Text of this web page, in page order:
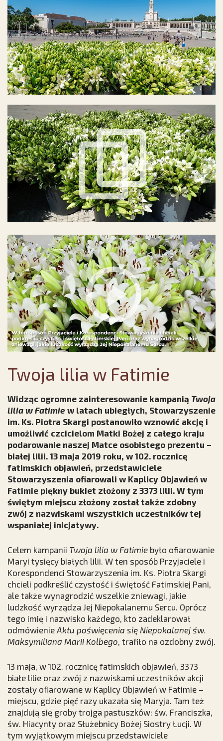
Twoja lilia w Fatimie
Widząc ogromne zainteresowanie kampanią Twoja
lilia w Fatimie w latach ubiegłych, Stowarzyszenie
im. Ks. Piotra Skargi postanowiło wznowić akcję i
umożliwić czcicielom Matki Bożej z całego kraju
podarowanie naszej Matce osobistego prezentu –
białej lilii. 13 maja 2019 roku, w 102. rocznicę
fatimskich objawień, przedstawiciele
Stowarzyszenia ofiarowali w Kaplicy Objawień w
Fatimie piękny bukiet złożony z 3373 lilii. W tym
świętym miejscu złożony został także zdobny
zwój z nazwiskami wszystkich uczestników tej
wspaniałej inicjatywy.
Celem kampanii Twoja lilia w Fatimie było ofiarowanie
Maryi tysięcy białych lilii. W ten sposób Przyjaciele i
Korespondenci Stowarzyszenia im. Ks. Piotra Skargi
chcieli podkreślić czystość i świętość Fatimskiej Pani,
ale także wynagrodzić wszelkie zniewagi, jakie
ludzkość wyrządza Jej Niepokalanemu Sercu. Oprócz
tego imię i nazwisko każdego, kto zadeklarował
odmówienie Aktu poświęcenia się Niepokalanej św.
Maksymiliana Marii Kolbego, trafiło na ozdobny zwój.
13 maja, w 102. rocznicę fatimskich objawień, 3373
białe lilie oraz zwój z nazwiskami uczestników akcji
zostały ofiarowane w Kaplicy Objawień w Fatimie –
miejscu, gdzie pięć razy ukazała się Maryja. Tam też
znajdują się groby trojga pastuszków: św. Franciszka,
św. Hiacynty oraz Służebnicy Bożej Siostry Łucji. W
tym wyjątkowym miejscu przedstawiciele